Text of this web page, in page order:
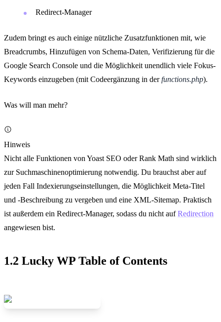
Redirect-Manager
Zudem bringt es auch einige nützliche Zusatzfunktionen mit, wie
Breadcrumbs, Hinzufügen von Schema-Daten, Verifizierung für die
Google Search Console und die Möglichkeit unendlich viele Fokus-
Keywords einzugeben (mit Codeergänzung in derfunctions.php).
Was will man mehr?
Hinweis
Nicht alle Funktionen von Yoast SEO oder Rank Math sind wirklich
zur Suchmaschinenoptimierung notwendig. Du brauchst aber auf
jeden Fall Indexierungseinstellungen, die Möglichkeit Meta-Titel
und -Beschreibung zu vergeben und eine XML-Sitemap. Praktisch
ist außerdem ein Redirect-Manager, sodass du nicht aufRedirection
angewiesen bist.
1.2 Lucky WP Table of Contents